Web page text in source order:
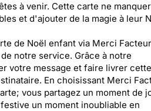
à venir. Cette carte ne
et d'ajouter de la magie à leur
de Noël enfant via Merci
notre service. Grâce à notre
votre message et faire livrer cette
En choisissant Merci
vous partagez un moment de
un moment inoubliable en